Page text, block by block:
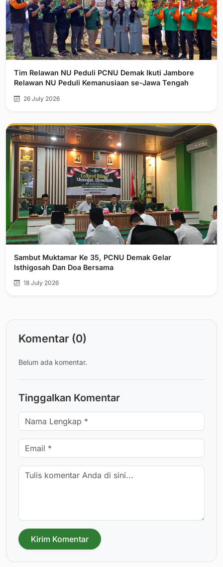
Tim Relawan NU Peduli PCNU Demak Ikuti Jambore
Relawan NU Peduli Kemanusiaan se-Jawa Tengah
26 July 2026
Sambut Muktamar Ke 35, PCNU Demak Gelar
Isthigosah Dan Doa Bersama
18 July 2026
Komentar (0)
Belum ada komentar.
Tinggalkan Komentar
Kirim Komentar